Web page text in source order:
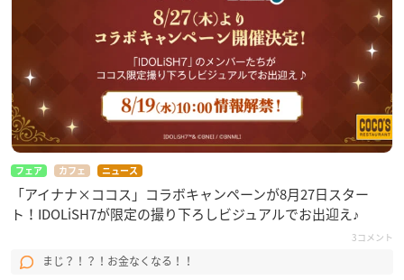
フェア カフェ ニュース
「アイナナ×ココス」コラボキャンペーンが8月27日スター
ト！IDOLiSH7が限定の撮り下ろしビジュアルでお出迎え♪
3コメント
まじ？！？！お金なくなる！！